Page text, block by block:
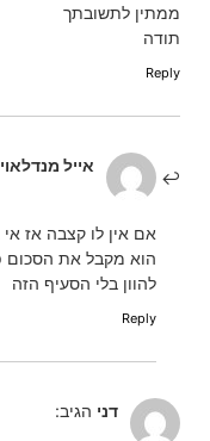
ממתין לתשובתך
תודה
Reply
אייל מנדלאוי
אם אין לו קצבה אז
הוא מקבל את הסכום
להוון בלי הסעיף הזה
Reply
דני הגיב: